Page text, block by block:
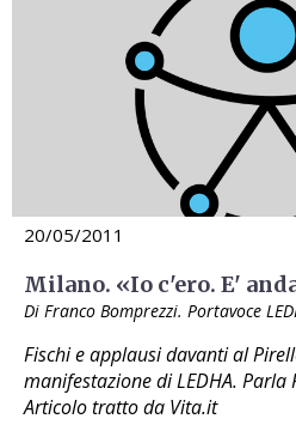
20/05/2011
Milano. «Io c'ero. E'
Di Franco Bomprezzi. Portavoce
Fischi e applausi davanti al
manifestazione di LEDHA. Parla
Articolo tratto da Vita.it